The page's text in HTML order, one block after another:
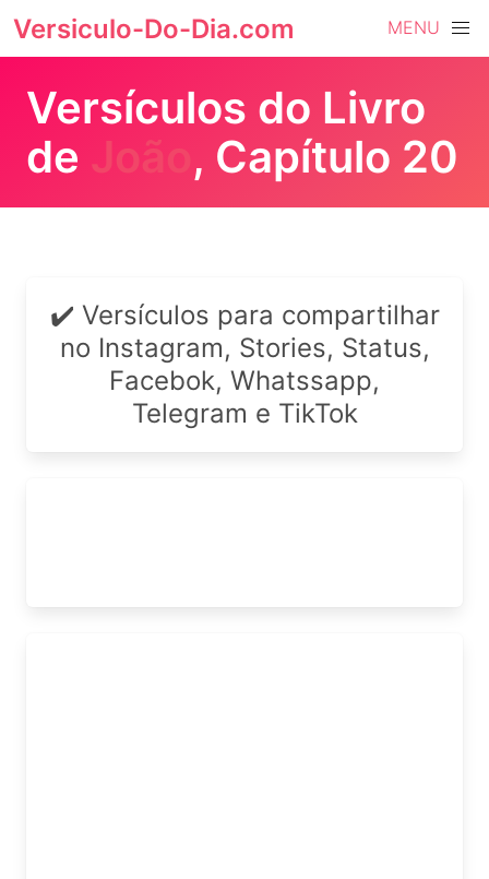
Versiculo-Do-Dia.com MENU
Versículos do Livro
de João, Capítulo 20
✔️ Versículos para compartilhar
no Instagram, Stories, Status,
Facebok, Whatssapp,
Telegram e TikTok